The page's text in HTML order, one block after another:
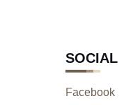
SOCIAL
Facebook